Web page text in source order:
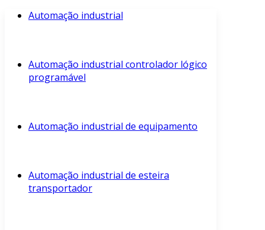
Automação industrial
Automação industrial controlador lógico
programável
Automação industrial de equipamento
Automação industrial de esteira
transportador